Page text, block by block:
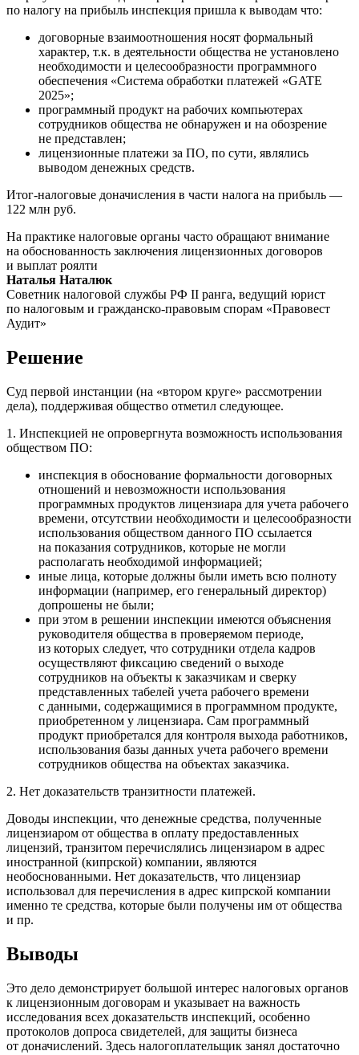
по налогу на прибыль инспекция пришла к выводам что:
договорные взаимоотношения носят формальный
характер, т.к. в деятельности общества не установлено
необходимости и целесообразности программного
обеспечения «Система обработки платежей «GATE
2025»;
программный продукт на рабочих компьютерах
сотрудников общества не обнаружен и на обозрение
не представлен;
лицензионные платежи за ПО, по сути, являлись
выводом денежных средств.
Итог-налоговые доначисления в части налога на прибыль —
122 млн руб.
На практике налоговые органы часто обращают внимание
на обоснованность заключения лицензионных договоров
и выплат роялти
Наталья Наталюк
Советник налоговой службы РФ II ранга, ведущий юрист
по налоговым и гражданско-правовым спорам «Правовест
Аудит»
Решение
Суд первой инстанции (на «втором круге» рассмотрении
дела), поддерживая общество отметил следующее.
1. Инспекцией не опровергнута возможность использования
обществом ПО:
инспекция в обоснование формальности договорных
отношений и невозможности использования
программных продуктов лицензиара для учета рабочего
времени, отсутствии необходимости и целесообразности
использования обществом данного ПО ссылается
на показания сотрудников, которые не могли
располагать необходимой информацией;
иные лица, которые должны были иметь всю полноту
информации (например, его генеральный директор)
допрошены не были;
при этом в решении инспекции имеются объяснения
руководителя общества в проверяемом периоде,
из которых следует, что сотрудники отдела кадров
осуществляют фиксацию сведений о выходе
сотрудников на объекты к заказчикам и сверку
представленных табелей учета рабочего времени
с данными, содержащимися в программном продукте,
приобретенном у лицензиара. Сам программный
продукт приобретался для контроля выхода работников,
использования базы данных учета рабочего времени
сотрудников общества на объектах заказчика.
2. Нет доказательств транзитности платежей.
Доводы инспекции, что денежные средства, полученные
лицензиаром от общества в оплату предоставленных
лицензий, транзитом перечислялись лицензиаром в адрес
иностранной (кипрской) компании, являются
необоснованными. Нет доказательств, что лицензиар
использовал для перечисления в адрес кипрской компании
именно те средства, которые были получены им от общества
и пр.
Выводы
Это дело демонстрирует большой интерес налоговых органов
к лицензионным договорам и указывает на важность
исследования всех доказательств инспекций, особенно
протоколов допроса свидетелей, для защиты бизнеса
от доначислений. Здесь налогоплательщик занял достаточно